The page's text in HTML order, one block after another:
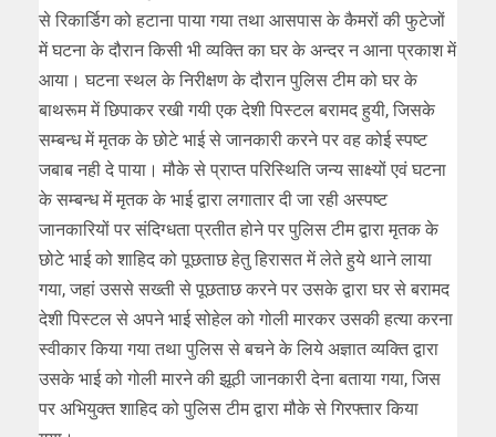
से रिकार्डिग को हटाना पाया गया तथा आसपास के कैमरों की फुटेजों
में घटना के दौरान किसी भी व्यक्ति का घर के अन्दर न आना प्रकाश में
आया। घटना स्थल के निरीक्षण के दौरान पुलिस टीम को घर के
बाथरूम में छिपाकर रखी गयी एक देशी पिस्टल बरामद हुयी, जिसके
सम्बन्ध में मृतक के छोटे भाई से जानकारी करने पर वह कोई स्पष्ट
जबाब नही दे पाया। मौके से प्राप्त परिस्थिति जन्य साक्ष्यों एवं घटना
के सम्बन्ध में मृतक के भाई द्वारा लगातार दी जा रही अस्पष्ट
जानकारियों पर संदिग्धता प्रतीत होने पर पुलिस टीम द्वारा मृतक के
छोटे भाई को शाहिद को पूछताछ हेतु हिरासत में लेते हुये थाने लाया
गया, जहां उससे सख्ती से पूछताछ करने पर उसके द्वारा घर से बरामद
देशी पिस्टल से अपने भाई सोहेल को गोली मारकर उसकी हत्या करना
स्वीकार किया गया तथा पुलिस से बचने के लिये अज्ञात व्यक्ति द्वारा
उसके भाई को गोली मारने की झूठी जानकारी देना बताया गया, जिस
पर अभियुक्त शाहिद को पुलिस टीम द्वारा मौके से गिरफ्तार किया